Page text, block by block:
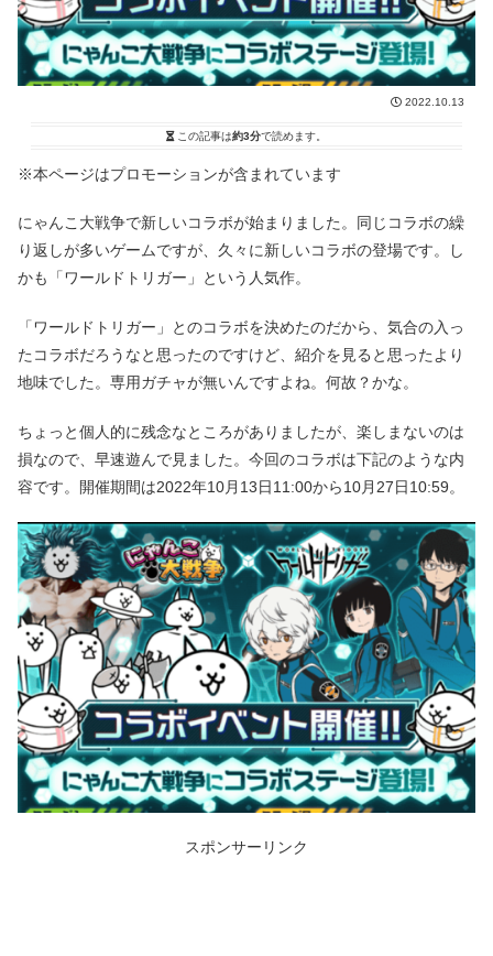
2022.10.13
この記事は約3分で読めます。
※本ページはプロモーションが含まれています
にゃんこ大戦争で新しいコラボが始まりました。同じコラボの繰
り返しが多いゲームですが、久々に新しいコラボの登場です。し
かも「ワールドトリガー」という人気作。
「ワールドトリガー」とのコラボを決めたのだから、気合の入っ
たコラボだろうなと思ったのですけど、紹介を見ると思ったより
地味でした。専用ガチャが無いんですよね。何故？かな。
ちょっと個人的に残念なところがありましたが、楽しまないのは
損なので、早速遊んで見ました。今回のコラボは下記のような内
容です。開催期間は2022年10月13日11:00から10月27日10:59。
スポンサーリンク